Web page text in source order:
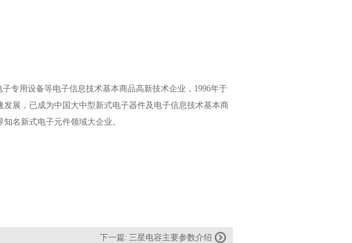
专用设备等电子信息技术基本商品高新技术企业，1996年于
展，已成为中国大中型新式电子器件及电子信息技术基本商
名新式电子元件领域大企业。
下一篇: 三星电容主要参数介绍